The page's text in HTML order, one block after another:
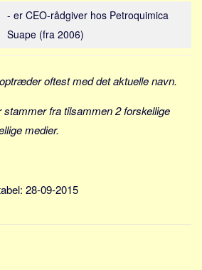
- er CEO-rådgiver hos Petroquimica
Suape (fra 2006)
oftest med det aktuelle navn.
fra tilsammen 2 forskellige
medier.
28-09-2015